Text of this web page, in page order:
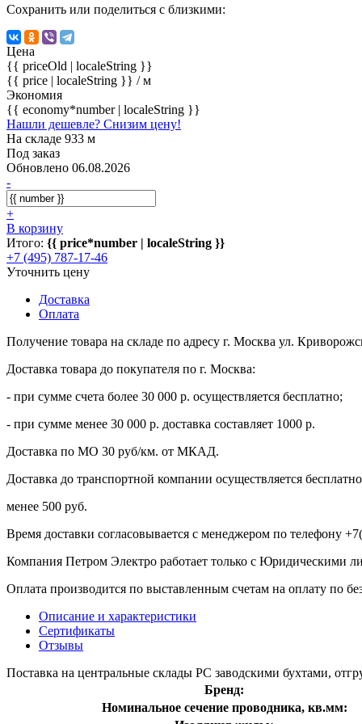
Сохранить или поделиться с близкими:
Цена
{{ priceOld | localeString }}
{{ price | localeString }} / м
Экономия
{{ economy*number | localeString }}
Нашли дешевле? Снизим цену!
На складе 933 м
Под заказ
Обновлено 06.08.2026
-
+
В корзину
Итого: {{ price*number | localeString }}
+7 (495) 787-17-46
Уточнить цену
Доставка
Оплата
Получение товара на складе по адресу г. Москва ул.
Доставка товара до покупателя по г. Москва:
- при сумме счета более 30 000 р. осуществляется бесплатно;
- при сумме менее 30 000 р. доставка составляет 1000 р.
Доставка по МО 30 руб/км. от МКАД.
Доставка до транспортной компании осуществляется
менее 500 руб.
Время доставки согласовывается с менеджером по телефону
Компания Петром Электро работает только с Юридическими
Оплата производится по выставленным счетам на оплату по
Описание и характеристики
Сертификаты
Отзывы
Поставка на центральные склады РС заводскими бухтами,
Бренд:
Номинальное сечение проводника, кв.мм: